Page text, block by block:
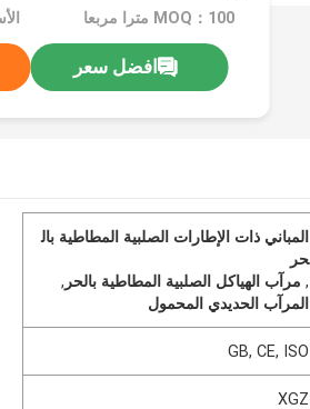
MOQ：100 مترا مربعا
افضل سعر
المباني ذات الإطارات الصلبية المطاطية بال
حر
, مرآب الهياكل الصلبية المطاطية بالحر ,
المرآب الحديدي المحمول
GB, CE, ISO
XGZ